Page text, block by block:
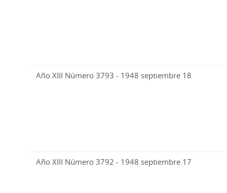
Año XIII Número 3793 - 1948 septiembre 18
Año XIII Número 3792 - 1948 septiembre 17